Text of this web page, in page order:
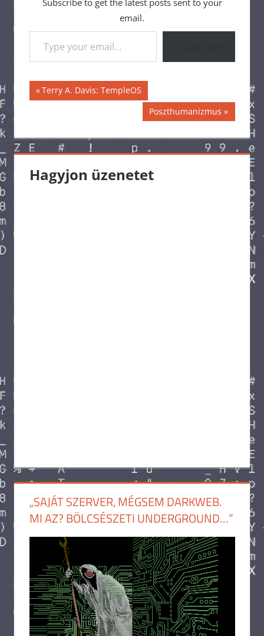
Subscribe to get the latest posts sent to your
email.
Type your email…
Bejegyzés
Previous
Post:
Terry A. Davis: TempleOS
Next
Post:
Poszthumanizmus
Hagyjon üzenetet
„SAJÁT SZERVER, MÉGSEM DARKWEB.
MI AZ? BÖLCSÉSZETI UNDERGROUND…”